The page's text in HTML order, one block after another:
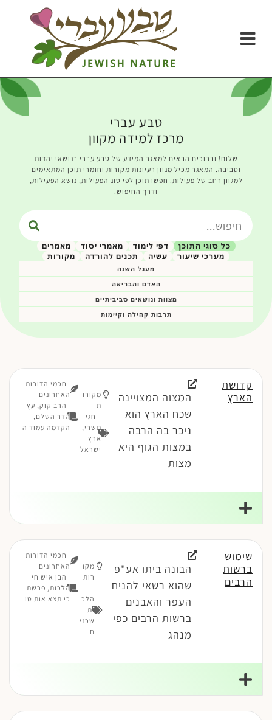
טבע עברי
מרכז למידה מקוון
שלום! וברוכים הבאים למאגר המידע של טבע עברי בנושאי יהדות
וסביבה. המאגר מכיל מגוון רעיונות מקורות וחומרי תוכן המתאימים
למגוון רחב של פעילות. חפשו תוכן לפי סוג הפעילות, נושא הפעילות,
ודרך החיפוש.
דפי לימוד מאמרי יסוד
מאמרים
מערכי שיעור
עשיה תכנים להורדה מקורות
כל סוגי התוכן
מעגל השנה
האדם והבריאה
מצוות ונושאים סביביתיים
תרבות קהילה וקיימות
קדושת
הארץ
המצוה המצויינה
שכח הארץ הוא
ניכר בה הרבה
במצות הגוף היא
מצות
מקורו
ת
חגי
תשרי,
ארץ
ישראל
חכמי הדורות
האחרונים
הרב קוק, עץ
הדר השלם,
הקדמה עמוד ה
שימוש
ברשות
הרבים
הבונה ביתו אע"פ
שהוא רשאי להניח
העפר והאבנים
ברשות הרבים כפי
מנהג
מקו
רות
הלכ
ות
שכני
ם
חכמי הדורות
האחרונים
הבן איש חי
הלכות, פרשת
כי תצא אות טו